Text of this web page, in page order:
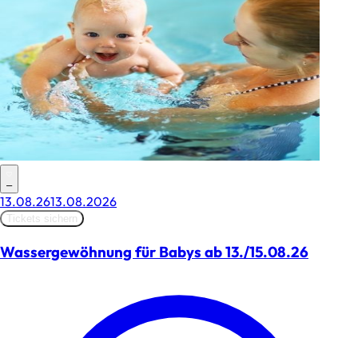
–
13.08.2613.08.2026
Tickets sichern
Wassergewöhnung für Babys ab 13./15.08.26